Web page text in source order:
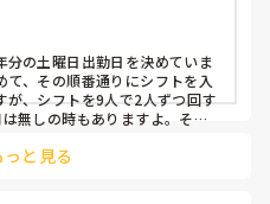
難しければ自身で代わりの
れることを考えています。
の土曜日出勤日を決めていま
、その順番通りにシフトを入
が、シフトを9人で2人ずつ回す
無しの時もありますよ。その
と見る